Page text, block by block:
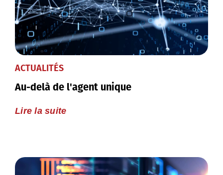
ACTUALITÉS
Au-delà de l'agent unique
Lire la suite